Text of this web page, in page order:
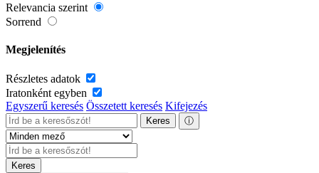
Relevancia szerint
Sorrend
Megjelenítés
Részletes adatok
Iratonként egyben
Egyszerű keresés Összetett keresés Kifejezés
Keres ⓘ
Keres